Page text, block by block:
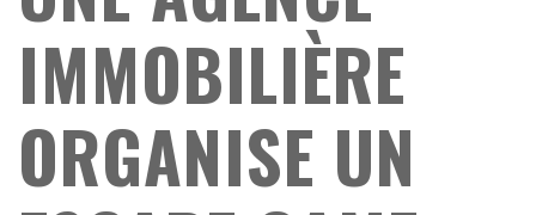
IMMOBILIÈRE
ORGANISE UN